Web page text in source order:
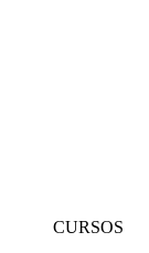
CURSOS